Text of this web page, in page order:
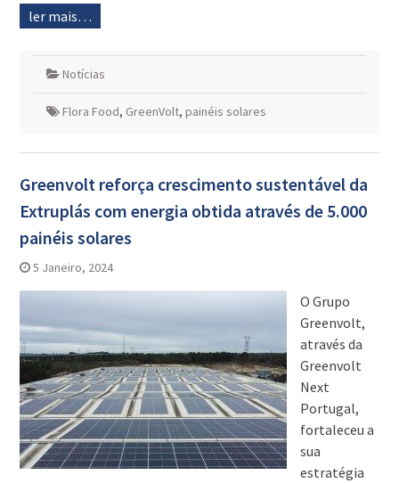
ler mais…
Notícias
Flora Food, GreenVolt, painéis solares
Greenvolt reforça crescimento sustentável da
Extruplás com energia obtida através de 5.000
painéis solares
5 Janeiro, 2024
O Grupo
Greenvolt,
através da
Greenvolt
Next
Portugal,
fortaleceu a
sua
estratégia